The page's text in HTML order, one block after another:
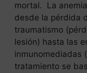
mortal. La
desde la pérdida
traumatismo
lesión) hasta las
inmunomediadas
tratamiento se